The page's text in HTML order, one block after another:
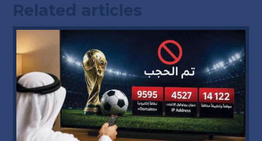
Related articles